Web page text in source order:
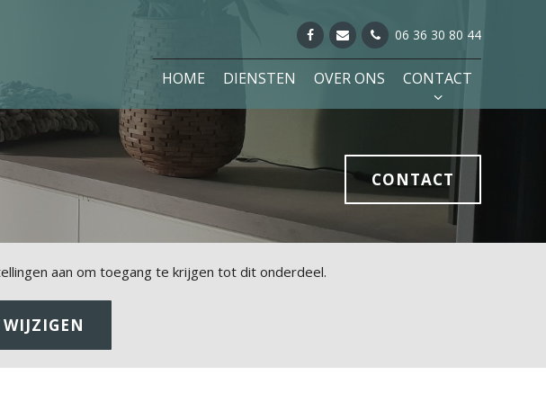
06 36 30 80 44
HOME DIENSTEN OVER ONS CONTACT
CONTACT
aan om toegang te krijgen tot dit onderdeel.